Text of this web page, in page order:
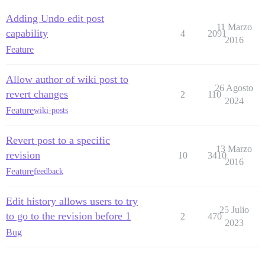
Adding Undo edit post
capability
Feature
4 2091
11 Marzo
2016
Allow author of wiki post to
revert changes
Featurewiki-posts
2 110
26 Agosto
2024
Revert post to a specific
revision
Featurefeedback
10 3410
13 Marzo
2016
Edit history allows users to try
to go to the revision before 1
Bug
2 470
25 Julio
2023